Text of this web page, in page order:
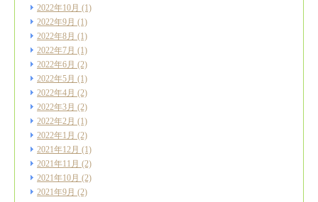
2022年10月 (1)
2022年9月 (1)
2022年8月 (1)
2022年7月 (1)
2022年6月 (2)
2022年5月 (1)
2022年4月 (2)
2022年3月 (2)
2022年2月 (1)
2022年1月 (2)
2021年12月 (1)
2021年11月 (2)
2021年10月 (2)
2021年9月 (2)